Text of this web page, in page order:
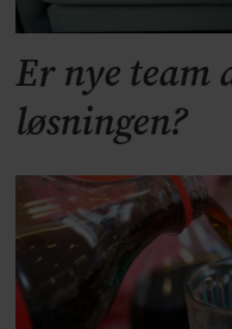
Er nye team
løsningen?